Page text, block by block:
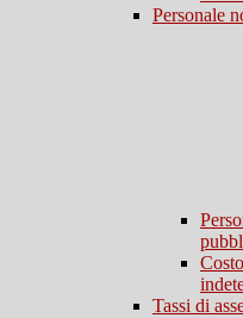
Personale
Tassi di